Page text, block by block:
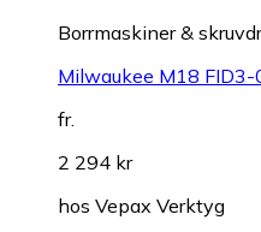
Borrmaskiner &
Milwaukee M18 FID3-
fr.
2 294 kr
hos Vepax Verktyg